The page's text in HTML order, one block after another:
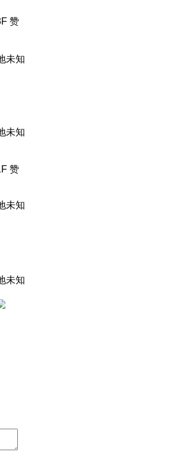
赞
未知
未知
赞
未知
未知